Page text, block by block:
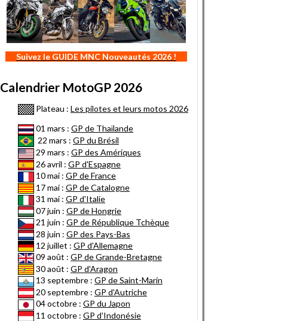
Suivez le GUIDE MNC Nouveautés 2026 !
Calendrier MotoGP 2026
Plateau : Les pilotes et leurs motos 2026
01 mars : GP de Thaïlande
22 mars : GP du Brésil
29 mars : GP des Amériques
26 avril : GP d'Espagne
10 mai : GP de France
17 mai : GP de Catalogne
31 mai : GP d'Italie
07 juin : GP de Hongrie
21 juin : GP de République Tchèque
28 juin : GP des Pays-Bas
12 juillet : GP d'Allemagne
09 août : GP de Grande-Bretagne
30 août : GP d'Aragon
13 septembre : GP de Saint-Marin
20 septembre : GP d'Autriche
04 octobre : GP du Japon
11 octobre : GP d'Indonésie